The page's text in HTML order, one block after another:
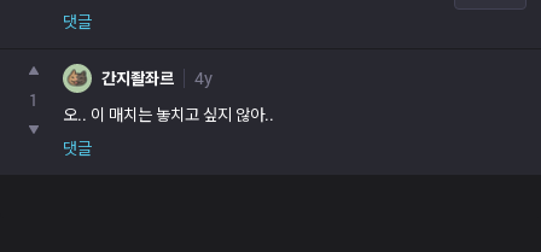
댓글
1
간지좔좌르
4y
오.. 이 매치는 놓치고 싶지 않아..
댓글